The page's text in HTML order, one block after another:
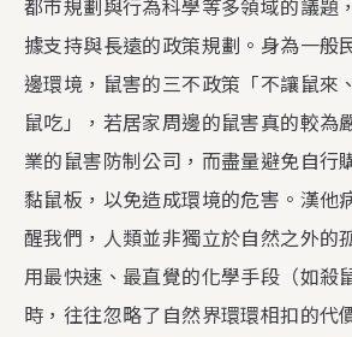
都市規劃與行為科學等多領域的議題
據支持與長遠的政策規劃。身為一般
邊環境，鼠害的三不政策「不讓鼠來
鼠吃」，若居家周邊的鼠害真的較為
業的鼠害防制公司，而盡量避免自行
黏鼠板，以免造成環境的危害。漢他
醒我們，人類並非獨立於自然之外的
用最快速、最直覺的化學手段（如殺
時，往往忽略了自然界環環相扣的